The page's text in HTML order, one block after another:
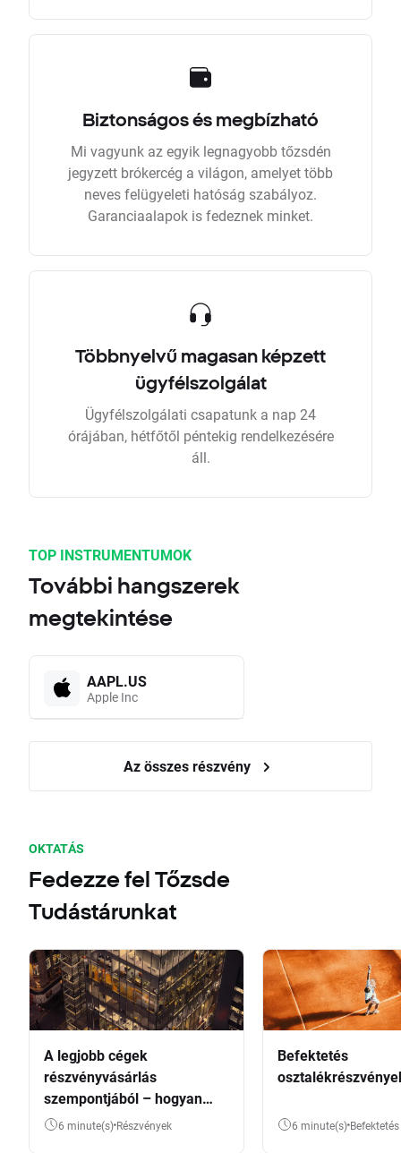
Biztonságos és megbízható
Mi vagyunk az egyik legnagyobb tőzsdén
jegyzett brókercég a világon, amelyet több
neves felügyeleti hatóság szabályoz.
Garanciaalapok is fedeznek minket.
Többnyelvű magasan képzett
ügyfélszolgálat
Ügyfélszolgálati csapatunk a nap 24
órájában, hétfőtől péntekig rendelkezésére
áll.
TOP INSTRUMENTUMOK
További hangszerek
megtekintése
AAPL.US
Apple Inc
Az összes részvény
OKTATÁS
Fedezze fel Tőzsde
Tudástárunkat
A legjobb cégek
részvényvásárlás
szempontjából – hogyan
válasszunk?
6 minute(s) Részvények
Befektetés
6 minute(s) Befektetés